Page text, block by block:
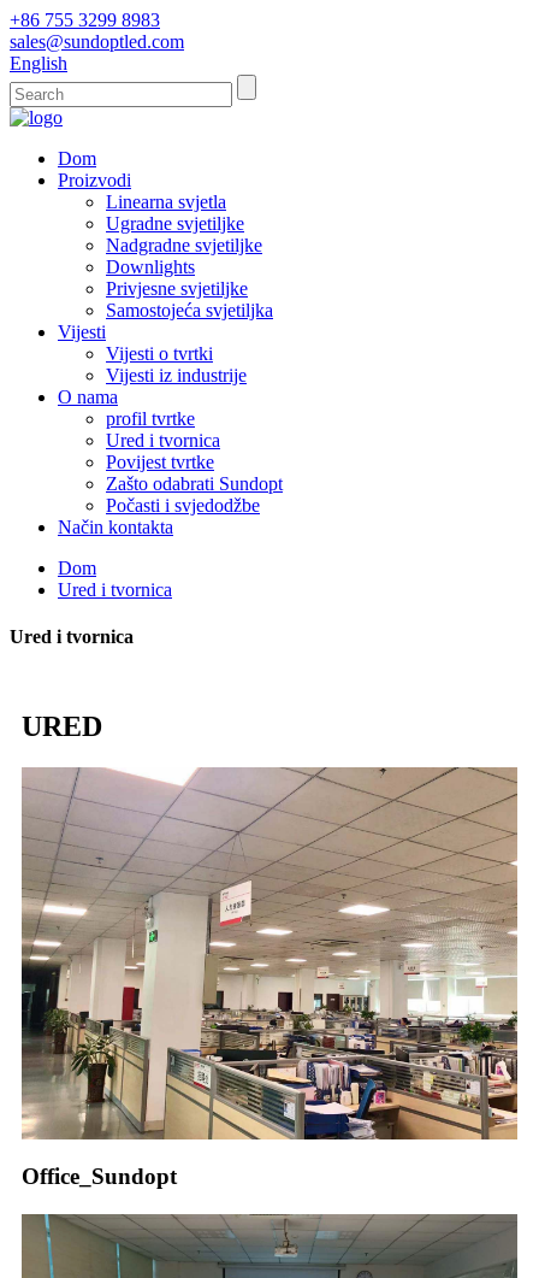
+86 755 3299 8983
sales@sundoptled.com
English
Dom
Proizvodi
Linearna svjetla
Ugradne svjetiljke
Nadgradne svjetiljke
Downlights
Privjesne svjetiljke
Samostojeća svjetiljka
Vijesti
Vijesti o tvrtki
Vijesti iz industrije
O nama
profil tvrtke
Ured i tvornica
Povijest tvrtke
Zašto odabrati Sundopt
Počasti i svjedodžbe
Način kontakta
Dom
Ured i tvornica
Ured i tvornica
URED
Office_Sundopt